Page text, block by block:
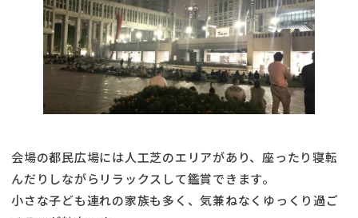
会場の都民広場には人工芝のエリアがあり、座ったり寝転
んだりしながらリラックスして鑑賞できます。
小さな子ども連れの家族も多く、気兼ねなくゆっくり過ご